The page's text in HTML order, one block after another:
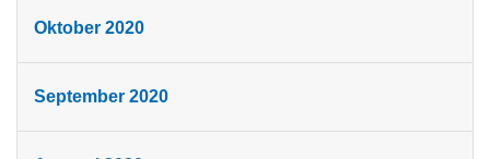
Oktober 2020
September 2020